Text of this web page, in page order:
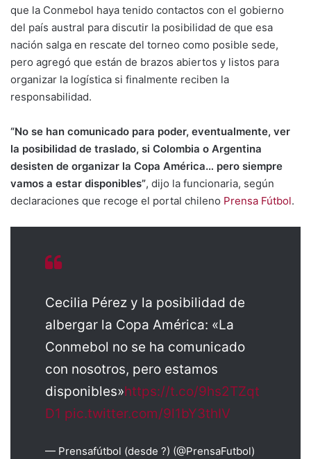
que la Conmebol haya tenido contactos con el gobierno
del país austral para discutir la posibilidad de que esa
nación salga en rescate del torneo como posible sede,
pero agregó que están de brazos abiertos y listos para
organizar la logística si finalmente reciben la
responsabilidad.
“No se han comunicado para poder, eventualmente, ver
la posibilidad de traslado, si Colombia o Argentina
desisten de organizar la Copa América… pero siempre
vamos a estar disponibles”, dijo la funcionaria, según
declaraciones que recoge el portal chileno Prensa Fútbol.
Cecilia Pérez y la posibilidad de
albergar la Copa América: «La
Conmebol no se ha comunicado
con nosotros, pero estamos
disponibles»https://t.co/9hs2TZqt
D1 pic.twitter.com/9l1bY3thIV
— Prensafútbol (desde ?) (@PrensaFutbol)